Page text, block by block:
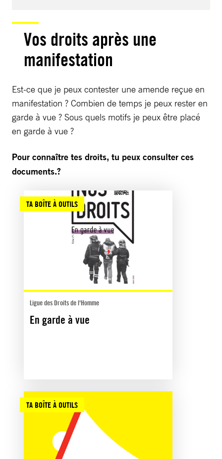
Vos droits après une
manifestation
Est-ce que je peux contester une amende reçue en
manifestation ? Combien de temps je peux rester en
garde à vue ? Sous quels motifs je peux être placé
en garde à vue ?
Pour connaître tes droits, tu peux consulter ces
documents.?
TA BOÎTE À OUTILS
Ligue des Droits de l'Homme
En garde à vue
TA BOÎTE À OUTILS